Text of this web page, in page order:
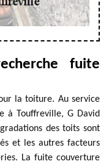
fuite
la toiture. Au service
à Touffreville, G David
des toits sont
et les autres facteurs
La fuite couverture